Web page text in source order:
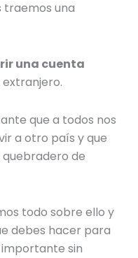
traemos una
una cuenta
extranjero.
que a todos nos
a otro país y que
de
todo sobre ello y
debes hacer para
sin